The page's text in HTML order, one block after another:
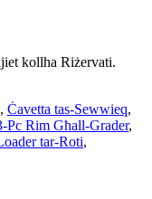
kollha Riżervati.
, Ċavetta tas-Sewwieq,
Pc Rim Għall-Grader,
tar-Roti,